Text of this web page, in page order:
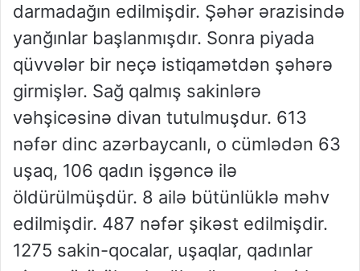
darmadağın edilmişdir. Şəhər ərazisində
yanğınlar başlanmışdır. Sonra piyada
qüvvələr bir neçə istiqamətdən şəhərə
girmişlər. Sağ qalmış sakinlərə
vəhşicəsinə divan tutulmuşdur. 613
nəfər dinc azərbaycanlı, o cümlədən 63
uşaq, 106 qadın işgəncə ilə
öldürülmüşdür. 8 ailə bütünlüklə məhv
edilmişdir. 487 nəfər şikəst edilmişdir.
1275 sakin-qocalar, uşaqlar, qadınlar